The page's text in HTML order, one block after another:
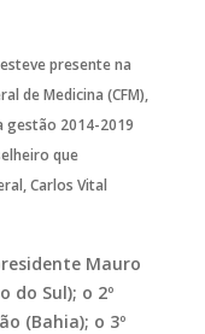
presente na
de Medicina (CFM),
gestão 2014-2019
que
Carlos Vital
Mauro
do Sul); o 2º
(Bahia); o 3º